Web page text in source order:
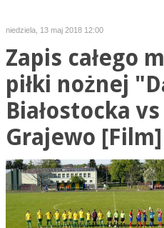
niedziela, 13 maj 2018 12:00
Zapis całego
piłki nożnej
Białostocka
Grajewo [Film]